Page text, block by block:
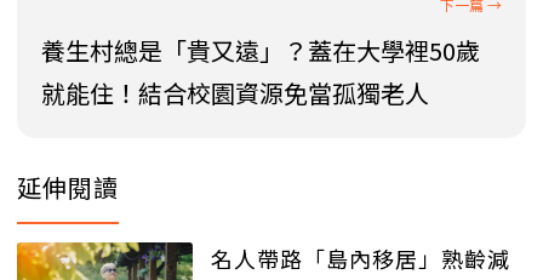
養生村總是「貴又遠」？蓋在大學裡50歲
就能住！結合校園資源免當孤獨老人
延伸閱讀
名人帶路「島內移居」熟齡減